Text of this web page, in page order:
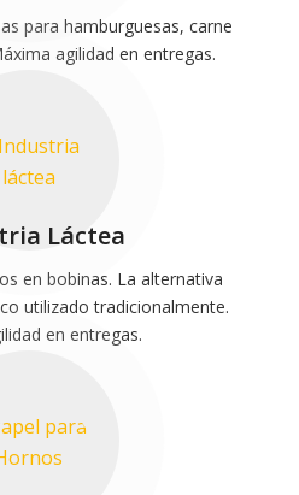
para hamburguesas, carne
agilidad en entregas.
Láctea
en bobinas. La alternativa
utilizado tradicionalmente.
en entregas.